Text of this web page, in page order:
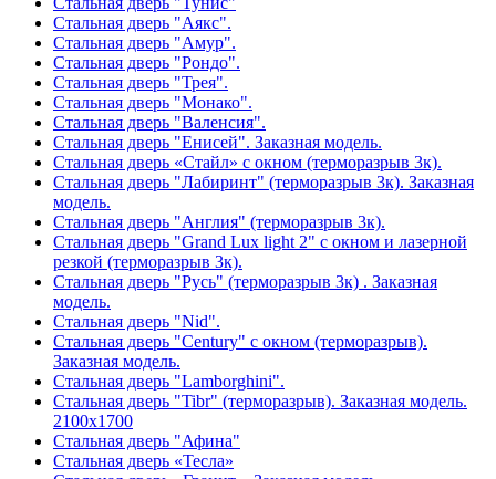
Стальная дверь "Аякс".
Стальная дверь "Амур".
Стальная дверь "Рондо".
Стальная дверь "Трея".
Стальная дверь "Монако".
Стальная дверь "Валенсия".
Стальная дверь "Енисей". Заказная модель.
Стальная дверь «Стайл» с окном (терморазрыв 3к).
Стальная дверь "Лабиринт" (терморазрыв 3к). Заказная
модель.
Стальная дверь "Англия" (терморазрыв 3к).
Стальная дверь "Grand Lux light 2" с окном и лазерной
резкой (терморазрыв 3к).
Стальная дверь "Русь" (терморазрыв 3к) . Заказная
модель.
Стальная дверь "Nid".
Стальная дверь "Century" с окном (терморазрыв).
Заказная модель.
Стальная дверь "Lamborghini".
Стальная дверь "Tibr" (терморазрыв). Заказная модель.
2100х1700
Стальная дверь "Афина"
Стальная дверь «Тесла»